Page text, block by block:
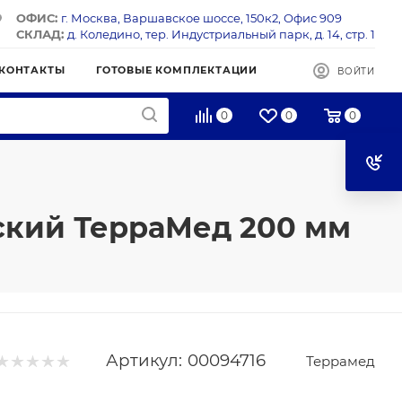
ОФИС: г. Москва, Варшавское шоссе, 150к2, Офис 909
СКЛАД: д. Коледино, тер. Индустриальный парк, д. 14, стр. 1
КОНТАКТЫ ГОТОВЫЕ КОМПЛЕКТАЦИИ ВОЙТИ
0 0 0
ТерраМед 200 мм
Артикул: 00094716 Террамед